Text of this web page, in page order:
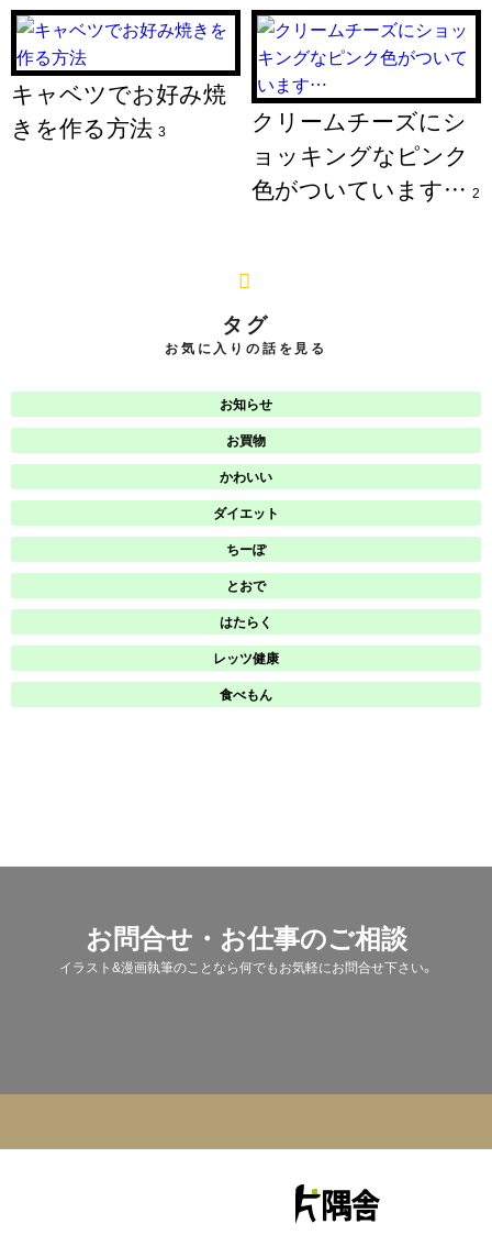
キャベツでお好み焼
きを作る方法 3
クリームチーズにシ
ョッキングなピンク
色がついています… 2
タグ
お気に入りの話を見る
お知らせ
お買物
かわいい
ダイエット
ちーぽ
とおで
はたらく
レッツ健康
食べもん
お問合せ・お仕事のご相談
イラスト&漫画執筆のことなら何でもお気軽にお問合せ下さい。